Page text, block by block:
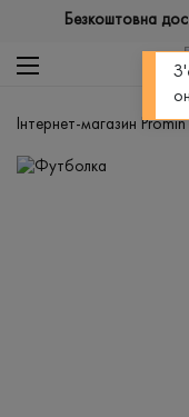
Безкоштовна
Інтернет-магазин Promin